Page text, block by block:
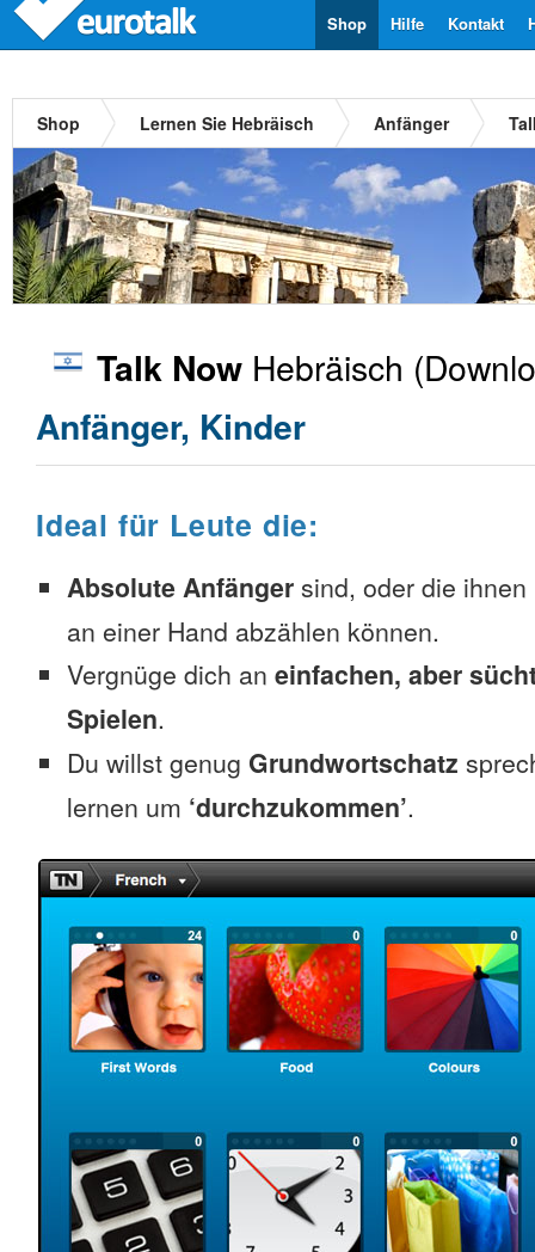
Kontakt
Hilfe
Shop
Shop Lernen Sie Hebräisch Anfänger
Talk Now Hebräisch
Anfänger, Kinder
Ideal für Leute die:
Absolute Anfänger sind, oder die
an einer Hand abzählen können.
Vergnüge dich an einfachen, aber
Spielen.
Du willst genug Grundwortschatz
lernen um ‘durchzukommen’.